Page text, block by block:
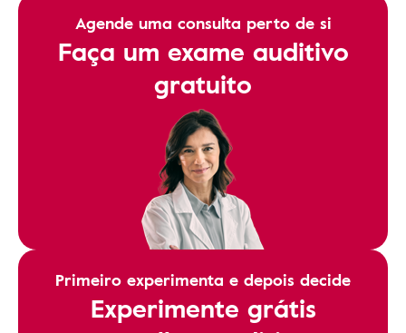
Agende uma consulta perto de si
Faça um exame auditivo
gratuito
Primeiro experimenta e depois decide
Experimente grátis